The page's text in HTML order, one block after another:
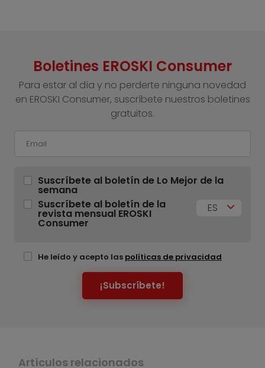
Boletines EROSKI Consumer
Para estar al día y no perderte ninguna novedad
en EROSKI Consumer, suscríbete nuestros boletines
gratuitos.
Suscríbete al boletín de Lo Mejor de la
semana
Suscríbete al boletín de la
revista mensual EROSKI
Consumer
ES
He leído y acepto las políticas de privacidad
¡Subscríbete!
Artículos relacionados